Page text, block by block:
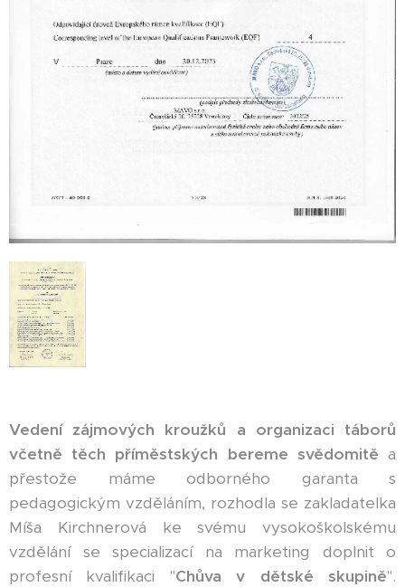
Vedení zájmových kroužků a organizaci táborů
včetně těch příměstských bereme svědomitě a
přestože máme odborného garanta s
pedagogickým vzděláním, rozhodla se zakladatelka
Míša Kirchnerová ke svému vysokoškolskému
vzdělání se specializací na marketing doplnit o
profesní kvalifikaci "Chůva v dětské skupině".